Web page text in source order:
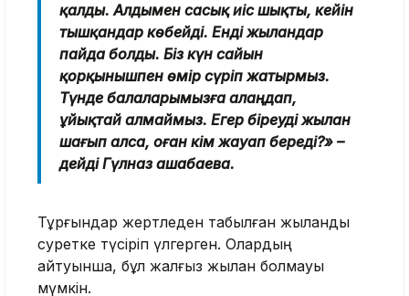
қалды. Алдымен сасық иіс шықты, кейін
тышқандар көбейді. Енді жыландар
пайда болды. Біз күн сайын
қорқынышпен өмір сүріп жатырмыз.
Түнде балаларымызға алаңдап,
ұйықтай алмаймыз. Егер біреуді жылан
шағып алса, оған кім жауап береді?» –
дейді Гүлназ Қашабаева.
Тұрғындар жертөледен табылған жыланды
суретке түсіріп үлгерген. Олардың
айтуынша, бұл жалғыз жылан болмауы
мүмкін.